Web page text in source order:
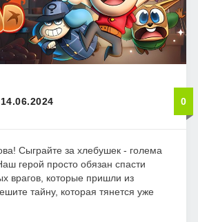
0
Сыграйте за хлебушек - голема
герой просто обязан спасти
врагов, которые пришли из
тайну, которая тянется уже